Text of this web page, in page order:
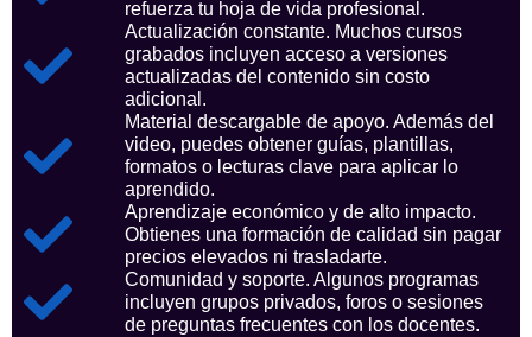
refuerza tu hoja de vida profesional.
Actualización constante. Muchos cursos
grabados incluyen acceso a versiones
actualizadas del contenido sin costo
adicional.
Material descargable de apoyo. Además del
video, puedes obtener guías, plantillas,
formatos o lecturas clave para aplicar lo
aprendido.
Aprendizaje económico y de alto impacto.
Obtienes una formación de calidad sin pagar
precios elevados ni trasladarte.
Comunidad y soporte. Algunos programas
incluyen grupos privados, foros o sesiones
de preguntas frecuentes con los docentes.